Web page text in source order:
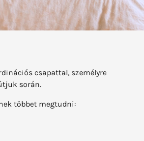
csapattal, személyre
során.
többet megtudni: